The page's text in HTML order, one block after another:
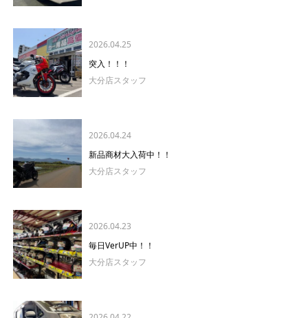
2026.04.25
突入！！！
大分店スタッフ
2026.04.24
新品商材大入荷中！！
大分店スタッフ
2026.04.23
毎日VerUP中！！
大分店スタッフ